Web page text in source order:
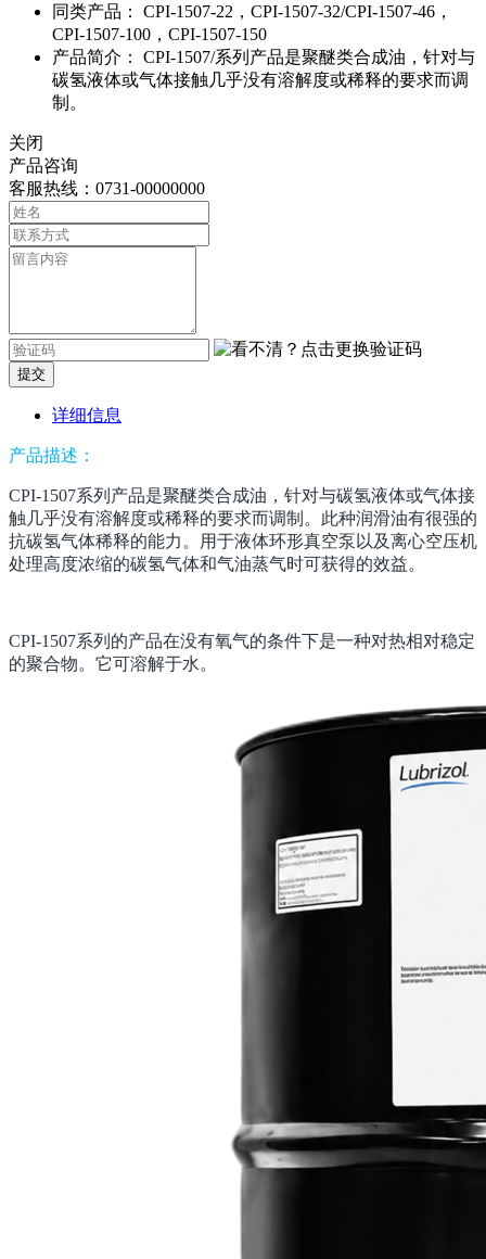
同类产品：
CPI-1507-22，CPI-1507-32/CPI-1507-46，
CPI-1507-100，CPI-1507-150
产品简介：
CPI-1507/系列产品是聚醚类合成油，针对与
碳氢液体或气体接触几乎没有溶解度或稀释的要求而调
制。
关闭
产品咨询
客服热线：0731-00000000
提交
详细信息
产品描述：
CPI-1507系列产品是聚醚类合成油，针对与碳氢液体或气体接
触几乎没有溶解度或稀释的要求而调制。此种润滑油有很强的
抗碳氢气体稀释的能力。用于液体环形真空泵以及离心空压机
处理高度浓缩的碳氢气体和气油蒸气时可获得的效益。
CPI-1507系列的产品在没有氧气的条件下是一种对热相对稳定
的聚合物。它可溶解于水。